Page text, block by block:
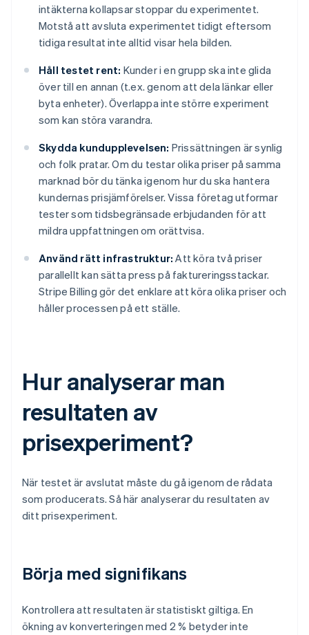
intäkterna kollapsar stoppar du experimentet.
Motstå att avsluta experimentet tidigt eftersom
tidiga resultat inte alltid visar hela bilden.
Håll testet rent: Kunder i en grupp ska inte glida
över till en annan (t.ex. genom att dela länkar eller
byta enheter). Överlappa inte större experiment
som kan störa varandra.
Skydda kundupplevelsen: Prissättningen är synlig
och folk pratar. Om du testar olika priser på samma
marknad bör du tänka igenom hur du ska hantera
kundernas prisjämförelser. Vissa företag utformar
tester som tidsbegränsade erbjudanden för att
mildra uppfattningen om orättvisa.
Använd rätt infrastruktur: Att köra två priser
parallellt kan sätta press på faktureringsstackar.
Stripe Billing gör det enklare att köra olika priser och
håller processen på ett ställe.
Hur analyserar man
resultaten av
prisexperiment?
När testet är avslutat måste du gå igenom de rådata
som producerats. Så här analyserar du resultaten av
ditt prisexperiment.
Börja med signifikans
Kontrollera att resultaten är statistiskt giltiga. En
ökning av konverteringen med 2 % betyder inte